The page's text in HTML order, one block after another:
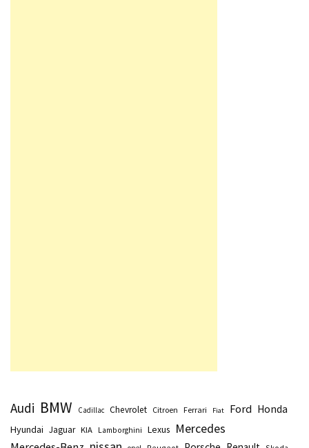
Audi BMW Cadillac Chevrolet Citroen Ferrari Fiat Ford Honda
Hyundai Jaguar KIA Lamborghini Lexus Mercedes